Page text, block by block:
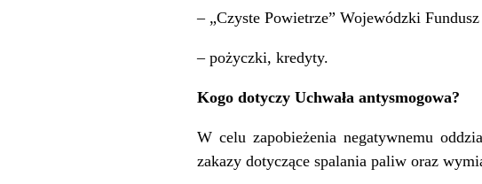
– „Czyste Powietrze” Wojewódzki
– pożyczki, kredyty.
Kogo dotyczy Uchwała antysmogowa?
W celu zapobieżenia negatywnemu
zakazy dotyczące spalania paliw oraz